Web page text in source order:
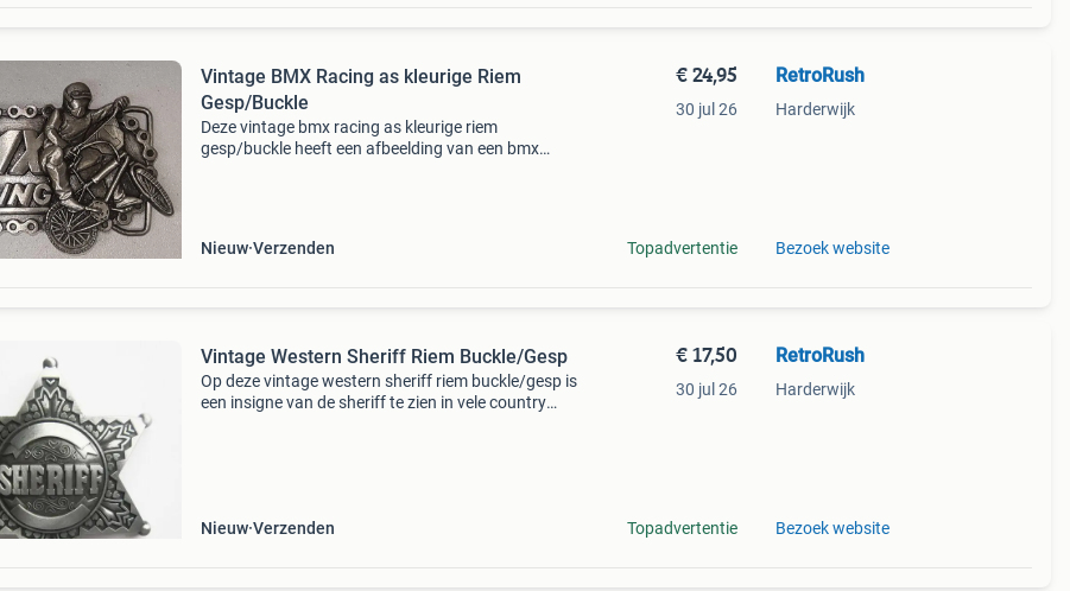
Vintage BMX Racing as kleurige Riem
Gesp/Buckle
Deze vintage bmx racing as kleurige riem
gesp/buckle heeft een afbeelding van een bmx
Nieuw Verzenden
€ 24,95
30 jul 26
Topadvertentie
RetroRush
Harderwijk
Bezoek website
Vintage Western Sheriff Riem Buckle/Gesp
Op deze vintage western sheriff riem buckle/gesp is
een insigne van de sheriff te zien in vele country
Nieuw Verzenden
€ 17,50
30 jul 26
Topadvertentie
RetroRush
Harderwijk
Bezoek website